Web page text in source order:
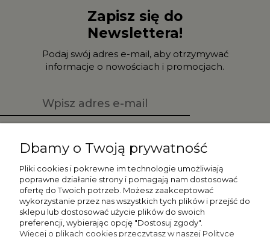
Zapisz się do
Newslettera!
Podaj swój adres e-mail, aby otrzymywać
informacje o nowościach i promocjach.
Moje konto
Płatności i dostawa
Dbamy o Twoją prywatność
Pliki cookies i pokrewne im technologie umożliwiają
poprawne działanie strony i pomagają nam dostosować
ofertę do Twoich potrzeb. Możesz zaakceptować
wykorzystanie przez nas wszystkich tych plików i przejść do
sklepu lub dostosować użycie plików do swoich
preferencji, wybierając opcję "Dostosuj zgody".
Więcej o plikach cookies przeczytasz w naszej Polityce